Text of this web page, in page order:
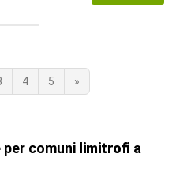
4 5 »
comuni limitrofi a